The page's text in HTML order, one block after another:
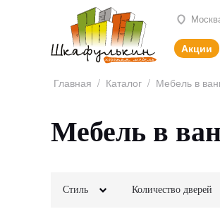
Акции
Главная / Каталог / Мебель в
Стиль Количество дверей
Мебель в